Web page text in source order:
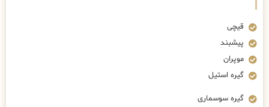
قیچی
پیشبند
موپران
گیره استیل
گیره سوسماری